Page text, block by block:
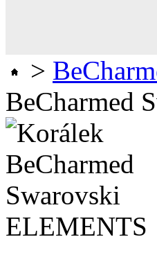
>
BeCharmed